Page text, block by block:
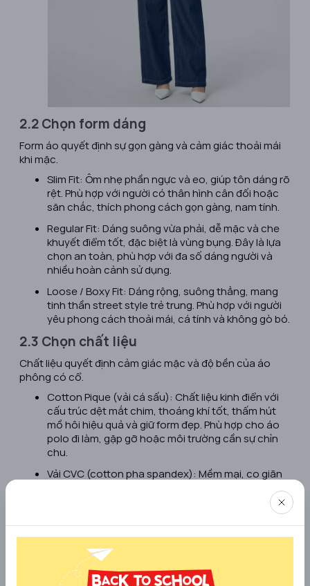
2.2 Chọn form dáng
Form áo quyết định sự gọn gàng và cảm giác thoải mái
khi mặc.
Slim Fit: Ôm nhẹ phần ngực và eo, giúp tôn dáng rõ
rệt. Phù hợp với người có thân hình cân đối hoặc
săn chắc, thích phong cách gọn gàng, nam tính.
Regular Fit: Dáng suông vừa phải, dễ mặc và che
khuyết điểm tốt, đặc biệt là vùng bụng. Đây là lựa
chọn an toàn, phù hợp với đa số dáng người và
nhiều hoàn cảnh sử dụng.
Loose / Boxy Fit: Dáng rộng, suông thẳng, mang
tinh thần street style trẻ trung. Phù hợp với người
yêu phong cách thoải mái, cá tính và không gò bó.
2.3 Chọn chất liệu
Chất liệu quyết định cảm giác mặc và độ bền của áo
phông có cổ.
Cotton Pique (vải cá sấu): Chất liệu kinh điển với
cấu trúc dệt mắt chim, thoáng khí tốt, thấm hút
mồ hôi hiệu quả và giữ form đẹp. Phù hợp cho áo
polo đi làm, gặp gỡ hoặc môi trường cần sự chỉn
chu.
Vải CVC (cotton pha spandex): Mềm mại, co giãn
tốt, ít nhăn và giữ form ổn định sau nhiều lần giặt.
Rất thích hợp cho sinh hoạt hằng ngày hoặc di
Vải Poly: Ưu điểm là bền, giá thành dễ tiếp cận, ít
nhăn và giữ ấm tốt hơn cotton. Tuy nhiên độ
thoáng khí kém hơn, thường phù hợp cho đồng
phục hoặc môi trường điều hòa.